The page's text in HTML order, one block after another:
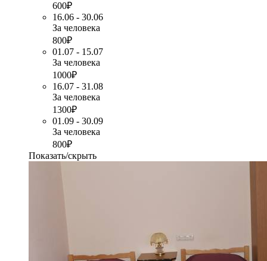
600₽
16.06 - 30.06
За человека
800₽
01.07 - 15.07
За человека
1000₽
16.07 - 31.08
За человека
1300₽
01.09 - 30.09
За человека
800₽
Показать/скрыть